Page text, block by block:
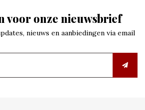
voor onze nieuwsbrief
nieuws en aanbiedingen via email